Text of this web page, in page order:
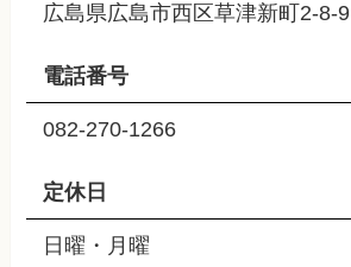
広島県広島市西区草津新町2-8-9
電話番号
082-270-1266
定休日
日曜・月曜